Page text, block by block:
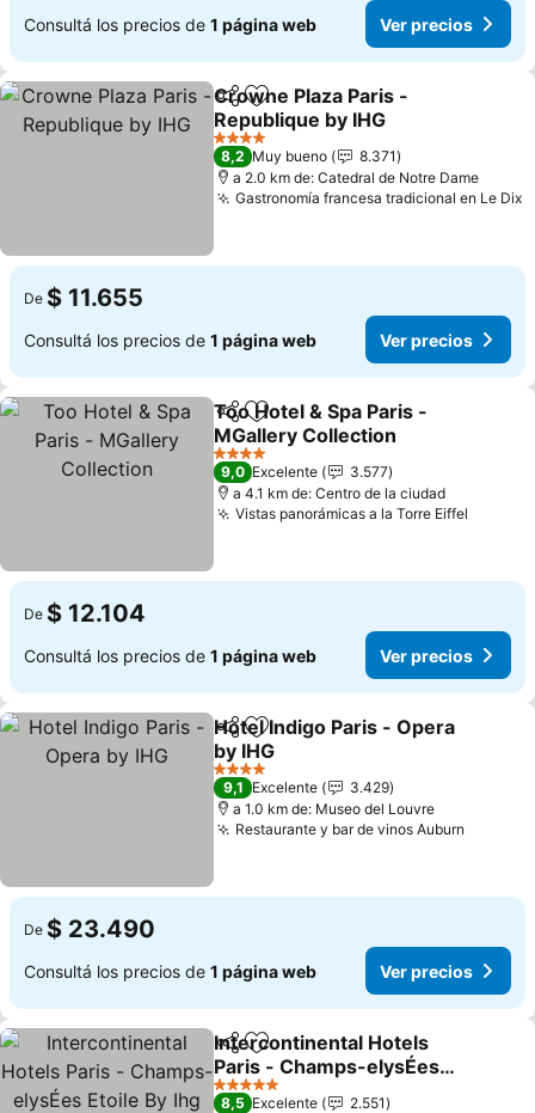
Consultá los precios de 1 página web Ver precios
CompartirAñadir a favoritos
Crowne Plaza Paris -
Republique by IHG
4 Estrellas
8,2 Muy bueno
8.371
a 2.0 km de: Catedral de Notre Dame
Gastronomía francesa tradicional en Le Dix
De $ 11.655
Consultá los precios de 1 página web Ver precios
Compartir
Añadir a favoritos
Too Hotel & Spa Paris -
MGallery Collection
4 Estrellas
9,0 Excelente
3.577
a 4.1 km de: Centro de la ciudad
Vistas panorámicas a la Torre Eiffel
De $ 12.104
Consultá los precios de 1 página web Ver precios
CompartirAñadir a favoritos
Hotel Indigo Paris - Opera
by IHG
4 Estrellas
9,1 Excelente
3.429
a 1.0 km de: Museo del Louvre
Restaurante y bar de vinos Auburn
De $ 23.490
Consultá los precios de 1 página web Ver precios
CompartirAñadir a favoritos
Intercontinental Hotels
Paris - Champs-elysÉes
Etoile By Ihg
5 Estrellas
8,5 Excelente
2.551